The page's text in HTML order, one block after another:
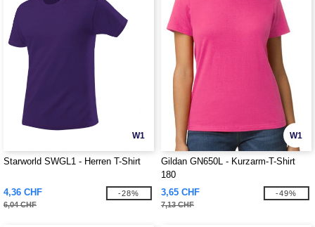
W1
Starworld SWGL1 - Herren T-Shirt
4,36 CHF
6,04 CHF
-28%
W1
Gildan GN650L - Kurzarm-T-Shirt
180
3,65 CHF
7,13 CHF
-49%